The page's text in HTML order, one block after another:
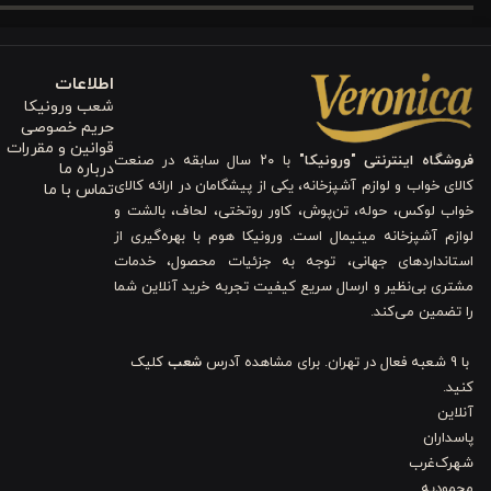
زمینه سفید روشن که باعث دلبازتر دیده شدن فضا و ایجاد حس
ترکیب رنگی صورتی ملایم، آبی سبز (فیروزه‌ای) و قهوه‌ای تیره که
خطوط نرم و نقوش پراکنده، بدون شلوغی بصری؛ مناسب افرادی که به
هماهنگ با سبک‌های مدرن، رمانتیک و اسکاندیناوی و قابل ست
در مجموع، این طرح انتخابی ایده‌آل برای کسانی است که به‌دنبال اتاق
2) طرح متعادل میان سادگی و نقش
طرح این محصول، ترکیبی از طرحدار و ساده است؛ یعنی نه بیش از
ساده، به محصول هویت بصری خاصی می‌دهد و آن را برای سلیقه‌های
نظر طراحی خسته‌کننده نباشد، این ترکیب انتخابی هوشمندانه است.
3) جنس 100٪ نخ پنبه و سازگاری با پوست
فروشگاه اینترنتی "ورونیکا"
با ۲۰ سال سابقه در صنعت
کالای خواب و لوازم آشپزخانه، یکی از پیشگامان در ارائه کالای
خواب لوکس، حوله، تن‌پوش، کاور روتختی، لحاف، بالشت و
لوازم آشپزخانه مینیمال است. ورونیکا هوم با بهره‌گیری از
استانداردهای جهانی، توجه به جزئیات محصول، خدمات
مشتری بی‌نظیر و ارسال سریع کیفیت تجربه خرید آنلاین شما
را تضمین می‌کند.
با 9 شعبه فعال در تهران. برای مشاهده آدرس شعب کلیک
کنید.
آنلاین
پاسداران
شهرک‌غرب
اطلاعات
شعب ورونیکا
حریم خصوصی
قوانین و مقررات
درباره ما
تماس با ما